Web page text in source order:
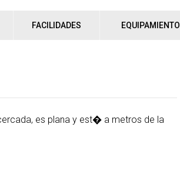
FACILIDADES EQUIPAMIENTO
es plana y est� a metros de la